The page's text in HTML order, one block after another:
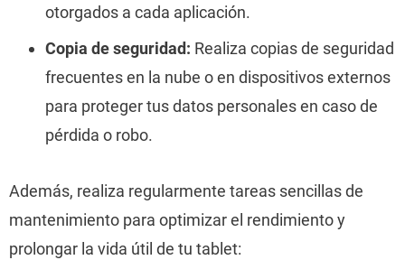
otorgados a cada aplicación.
Copia de seguridad: Realiza copias de seguridad
frecuentes en la nube o en dispositivos externos
para proteger tus datos personales en caso de
pérdida o robo.
Además, realiza regularmente tareas sencillas de
mantenimiento para optimizar el rendimiento y
prolongar la vida útil de tu tablet: